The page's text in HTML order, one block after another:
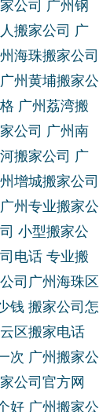
公司 广州钢
搬家公司 广
海珠搬家公司
广州黄埔搬家公
广州荔湾搬
公司 广州南
搬家公司 广
增城搬家公司
广州专业搬家公
小型搬家公
电话 专业搬
司广州海珠区
钱 搬家公司怎
区搬家电话
次 广州搬家公
公司官方网
好 广州搬家公